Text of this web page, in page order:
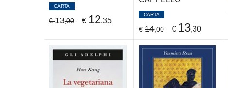
CARTA
€13,00 € 12,35
CARTA
€14,00 € 13,30